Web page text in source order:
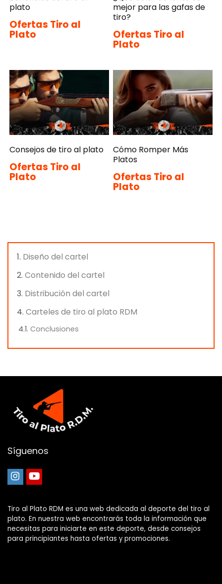
plato
Ofertas Tiro al
Plato
mejor para las gafas de
tiro?
Ofertas Tiro al
Plato
Consejos de tiro al plato
Ofertas Tiro al
Plato
Cómo Romper Más
Platos
Ofertas Tiro al
Plato
Diseño del cartel
Contenido del cartel
Distribución del cartel
Carteles de tiro al plato RDM
Conclusiones
Síguenos
Tiro al Plato RDM es una web dedicada al deporte del tiro al
plato. En nuestra web encontrarás toda la información que
necesitas para iniciarte en este deporte, desde consejos
para principiantes hasta ofertas y promociones.